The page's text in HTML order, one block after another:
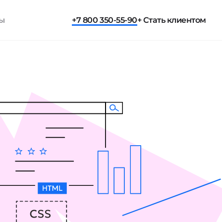
+7 800 350-55-90+ Стать клиентом